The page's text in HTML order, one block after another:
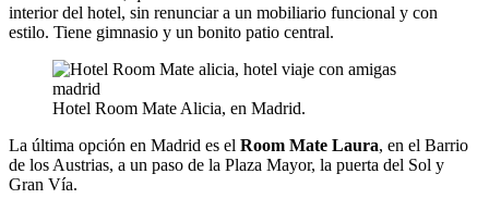
interior del hotel, sin renunciar a un mobiliario funcional y con
estilo. Tiene gimnasio y un bonito patio central.
Hotel Room Mate Alicia, en Madrid.
La última opción en Madrid es el Room Mate Laura, en el Barrio
de los Austrias, a un paso de la Plaza Mayor, la puerta del Sol y
Gran Vía.